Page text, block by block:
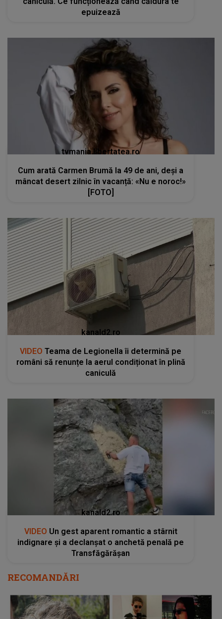
epuizează
tvmania.libertatea.ro
Cum arată Carmen Brumă la 49 de ani, deși a
mâncat desert zilnic în vacanță: «Nu e noroc!»
[FOTO]
kanald2.ro
VIDEO Teama de Legionella îi determină pe
români să renunțe la aerul condiționat în plină
caniculă
kanald2.ro
VIDEO Un gest aparent romantic a stârnit
indignare și a declanșat o anchetă penală pe
Transfăgărășan
RECOMANDĂRI